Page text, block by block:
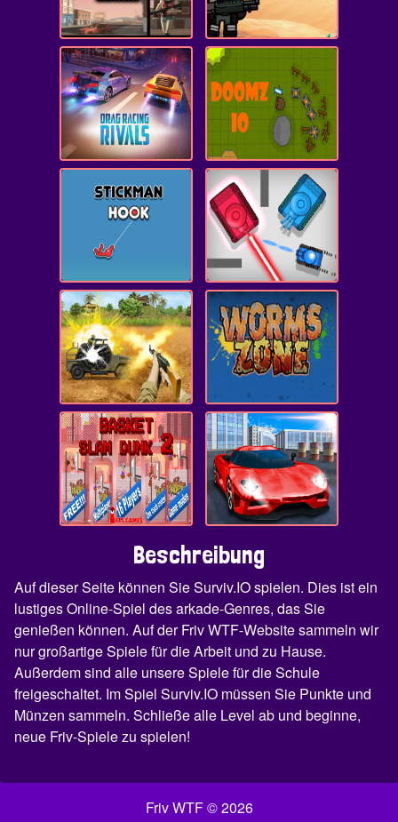
Beschreibung
Auf dieser Seite können Sie Surviv.IO spielen. Dies ist ein
lustiges Online-Spiel des arkade-Genres, das Sie
genießen können. Auf der Friv WTF-Website sammeln wir
nur großartige Spiele für die Arbeit und zu Hause.
Außerdem sind alle unsere Spiele für die Schule
freigeschaltet. Im Spiel Surviv.IO müssen Sie Punkte und
Münzen sammeln. Schließe alle Level ab und beginne,
neue Friv-Spiele zu spielen!
Friv WTF © 2026